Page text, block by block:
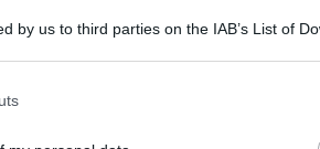
by us to third parties on the IAB’s List of